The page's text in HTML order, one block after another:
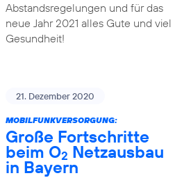
Abstandsregelungen und für das
neue Jahr 2021 alles Gute und viel
Gesundheit!
21. Dezember 2020
MOBILFUNKVERSORGUNG:
Große Fortschritte
beim O2 Netzausbau
in Bayern